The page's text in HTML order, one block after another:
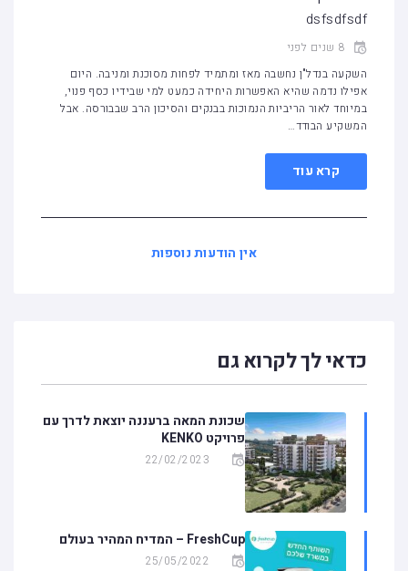
dsfsdfsdf
8 שנים לפני
השקעה בנדל"ן נחשבה מאז ומתמיד לפחות מסוכנת ומניבה. היום
אפילו נדמה שהיא האפשרות היחידה כמעט למי שבידיו כסף פנוי,
במיוחד לאור הריביות הנמוכות בבנקים והסיכון הרב שבבורסה. אבל
המשקיע הבודד…
קרא עוד
אין הודעות נוספות
כדאי לך לקרוא גם
שכונת המאה ברעננה יוצאת לדרך עם
פרויקט KENKO
22/02/2023
FreshCup – המדיח המהיר בעולם
25/05/2022